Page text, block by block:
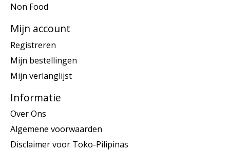
Non Food
Mijn account
Registreren
Mijn bestellingen
Mijn verlanglijst
Informatie
Over Ons
Algemene voorwaarden
Disclaimer voor Toko-Pilipinas